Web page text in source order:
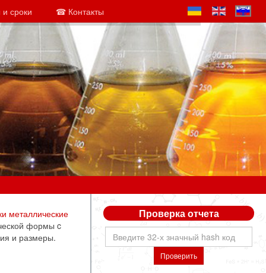
сроки ☎ Контакты
металлические
формы c
и размеры.
Проверка отчета
Проверить